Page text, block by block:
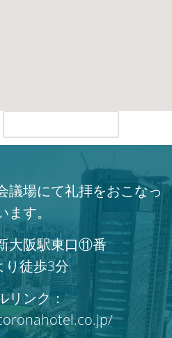
議場にて礼拝をおこなっ
ます。
大阪駅東口⑪番
り徒歩3分
リンク：